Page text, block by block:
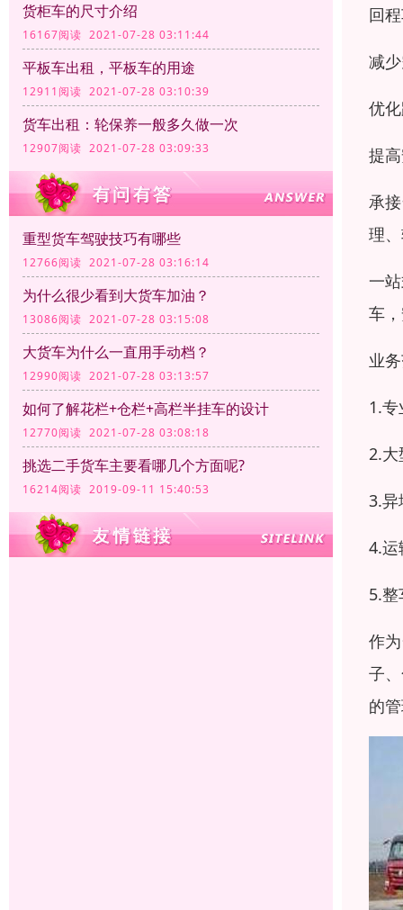
货柜车的尺寸介绍
16167阅读 2021-07-28 03:11:44
平板车出租，平板车的用途
12911阅读 2021-07-28 03:10:39
货车出租：轮保养一般多久做一次
12907阅读 2021-07-28 03:09:33
重型货车驾驶技巧有哪些
12766阅读 2021-07-28 03:16:14
为什么很少看到大货车加油？
13086阅读 2021-07-28 03:15:08
大货车为什么一直用手动档？
12990阅读 2021-07-28 03:13:57
如何了解花栏+仓栏+高栏半挂车的设计
12770阅读 2021-07-28 03:08:18
挑选二手货车主要看哪几个方面呢?
16214阅读 2019-09-11 15:40:53
回
减
优
提
承
理
一
车
业
1.
2.大
3.异
4.运
5.
作
子
的